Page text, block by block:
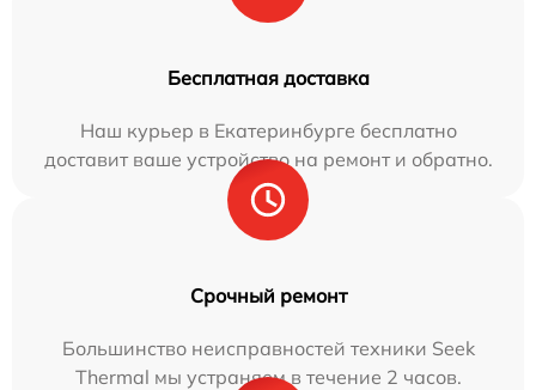
Бесплатная доставка
Наш курьер в Екатеринбурге бесплатно
доставит ваше устройство на ремонт и обратно.
Срочный ремонт
Большинство неисправностей техники Seek
Thermal мы устраняем в течение 2 часов.